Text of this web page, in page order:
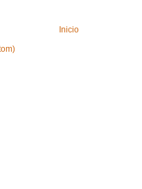
Inicio